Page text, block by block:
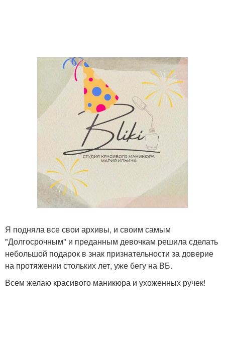
Я подняла все свои архивы, и своим самым
"Долгосрочным" и преданным девочкам решила сделать
небольшой подарок в знак признательности за доверие
на протяжении стольких лет, уже бегу на ВБ.
Всем желаю красивого маникюра и ухоженных ручек!